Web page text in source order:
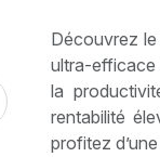
Next
Découvrez
ultra-efficace
la
rentabilité
profitez